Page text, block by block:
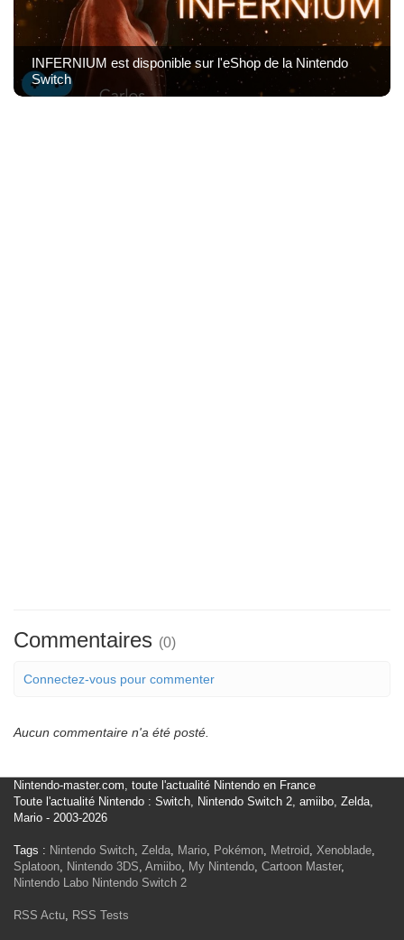
INFERNIUM est disponible sur l'eShop de la Nintendo
Switch
Commentaires (0)
Connectez-vous pour commenter
Aucun commentaire n'a été posté.
Nintendo-master.com, toute l'actualité Nintendo en France
Toute l'actualité Nintendo : Switch, Nintendo Switch 2, amiibo, Zelda,
Mario - 2003-2026
Tags : Nintendo Switch, Zelda, Mario, Pokémon, Metroid, Xenoblade,
Splatoon, Nintendo 3DS, Amiibo, My Nintendo, Cartoon Master,
Nintendo Labo Nintendo Switch 2
RSS Actu, RSS Tests